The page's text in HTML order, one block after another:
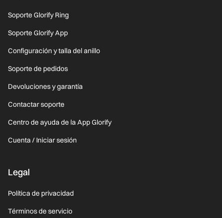
Soporte Glorify Ring
Soporte Glorify App
Configuración y talla del anillo
Soporte de pedidos
Devoluciones y garantía
Contactar soporte
Centro de ayuda de la App Glorify
Cuenta / Iniciar sesión
Legal
Política de privacidad
Términos de servicio